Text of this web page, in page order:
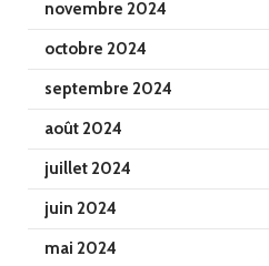
novembre 2024
octobre 2024
septembre 2024
août 2024
juillet 2024
juin 2024
mai 2024